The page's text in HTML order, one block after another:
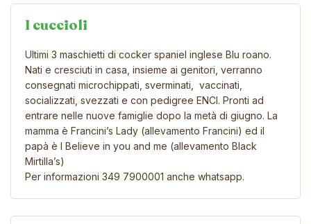
I cuccioli
Ultimi 3 maschietti di cocker spaniel inglese Blu roano.
Nati e cresciuti in casa, insieme ai genitori, verranno
consegnati microchippati, sverminati, vaccinati,
socializzati, svezzati e con pedigree ENCI. Pronti ad
entrare nelle nuove famiglie dopo la metà di giugno. La
mamma è Francini’s Lady (allevamento Francini) ed il
papà è I Believe in you and me (allevamento Black
Mirtilla’s)
Per informazioni 349 7900001 anche whatsapp.